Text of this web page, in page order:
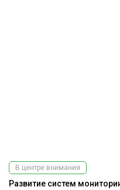
В центре внимания
Развитие систем